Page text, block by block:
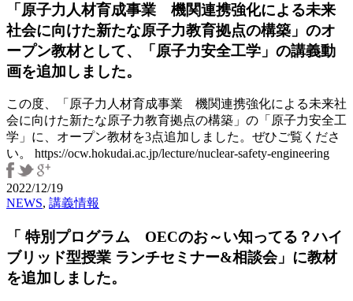
「原
子
力
安
全
学」
の
義
を
追
加
し
ま
「原子力人材育成事業 機関連携強化による未来
社会に向けた新たな原子力教育拠点の構築」のオ
ープン教材として、「原子力安全工学」の講義動
画を追加しました。
この度、「原子力人材育成事業 機関連携強化による未来社
会に向けた新たな原子力教育拠点の構築」の「原子力安全工
学」に、オープン教材を3点追加しました。ぜひご覧くださ
い。 https://ocw.hokudai.ac.jp/lecture/nuclear-safety-engineering
2022/12/19
NEWS, 講義情報
「 特別プログラム OECのお～い知ってる？ハイ
ブリッド型授業 ランチセミナー&相談会」に教材
を追加しました。